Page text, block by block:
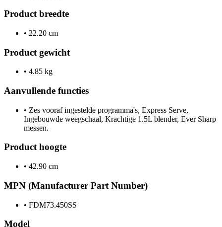
Product breedte
• 22.20 cm
Product gewicht
• 4.85 kg
Aanvullende functies
• Zes vooraf ingestelde programma's, Express Serve,
Ingebouwde weegschaal, Krachtige 1.5L blender, Ever Sharp
messen.
Product hoogte
• 42.90 cm
MPN (Manufacturer Part Number)
• FDM73.450SS
Model